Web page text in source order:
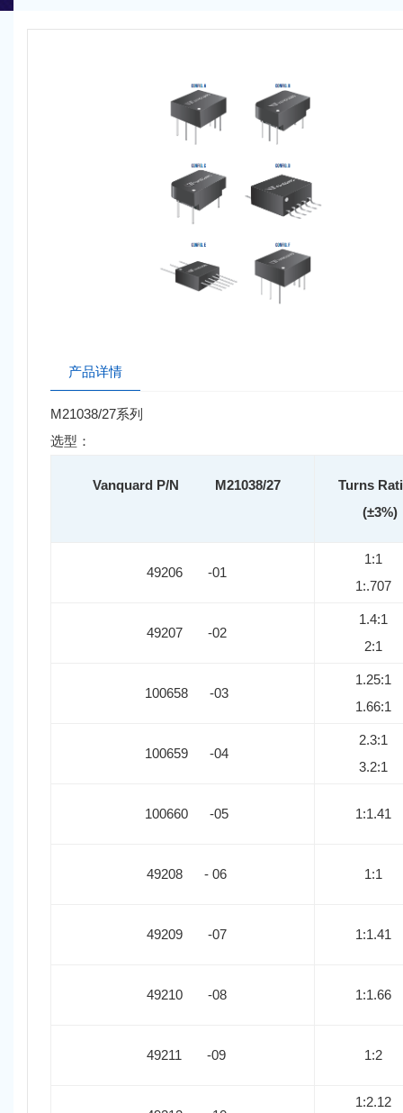
产品详情
M21038/27系列
选型：
Vanquard P/N M21038/27
Turns
(±3%)
49206 -01
1:1
1:.707
49207 -02
1.4:1
2:1
100658 -03
1.25:1
1.66:1
100659 -04
2.3:1
3.2:1
100660 -05 1:1.41
49208 - 06 1:1
49209 -07 1:1.41
49210 -08 1:1.66
49211 -09 1:2
1:2.12